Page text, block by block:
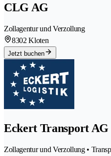
CLG AG
Zollagentur und Verzollung
8302 Kloten
Jetzt buchen
Eckert Transport AG
Zollagentur und Verzollung •